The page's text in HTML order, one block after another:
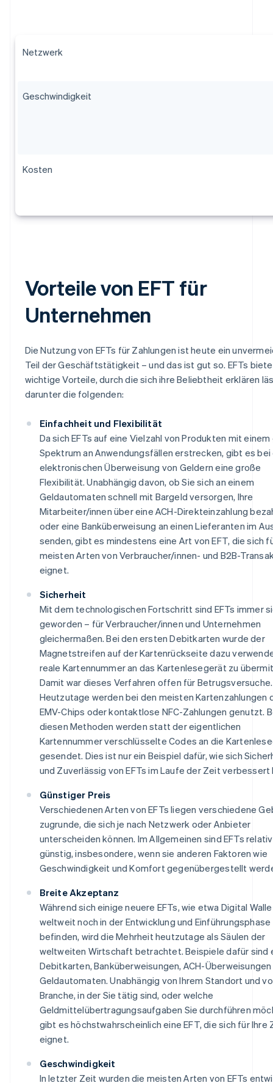
Netzwerk
Geschwindigkeit
Kosten
Vorteile von EFT für
Unternehmen
Die Nutzung von EFTs für Zahlungen ist heute ein
Teil der Geschäftstätigkeit – und das ist gut so. EFTs
wichtige Vorteile, durch die sich ihre Beliebtheit erklären
darunter die folgenden:
Einfachheit und Flexibilität
Da sich EFTs auf eine Vielzahl von Produkten mit
Spektrum an Anwendungsfällen erstrecken, gibt es bei
elektronischen Überweisung von Geldern eine große
Flexibilität. Unabhängig davon, ob Sie sich an einem
Geldautomaten schnell mit Bargeld versorgen, Ihre
Mitarbeiter/innen über eine ACH-Direkteinzahlung
oder eine Banküberweisung an einen Lieferanten im
senden, gibt es mindestens eine Art von EFT, die sich
meisten Arten von Verbraucher/innen- und B2B-
eignet.
Sicherheit
Mit dem technologischen Fortschritt sind EFTs immer
geworden – für Verbraucher/innen und Unternehmen
gleichermaßen. Bei den ersten Debitkarten wurde der
Magnetstreifen auf der Kartenrückseite dazu
reale Kartennummer an das Kartenlesegerät zu
Damit war dieses Verfahren offen für Betrugsversuche.
Heutzutage werden bei den meisten Kartenzahlungen
EMV-Chips oder kontaktlose NFC-Zahlungen genutzt.
diesen Methoden werden statt der eigentlichen
Kartennummer verschlüsselte Codes an die
gesendet. Dies ist nur ein Beispiel dafür, wie sich
und Zuverlässig von EFTs im Laufe der Zeit verbessert
Günstiger Preis
Verschiedenen Arten von EFTs liegen verschiedene
zugrunde, die sich je nach Netzwerk oder Anbieter
unterscheiden können. Im Allgemeinen sind EFTs relativ
günstig, insbesondere, wenn sie anderen Faktoren wie
Geschwindigkeit und Komfort gegenübergestellt
Breite Akzeptanz
Während sich einige neuere EFTs, wie etwa Digital
weltweit noch in der Entwicklung und Einführungsphase
befinden, wird die Mehrheit heutzutage als Säulen der
weltweiten Wirtschaft betrachtet. Beispiele dafür sind
Debitkarten, Banküberweisungen, ACH-Überweisungen
Geldautomaten. Unabhängig von Ihrem Standort und
Branche, in der Sie tätig sind, oder welche
Geldmittelübertragungsaufgaben Sie durchführen
gibt es höchstwahrscheinlich eine EFT, die sich für Ihre
eignet.
Geschwindigkeit
In letzter Zeit wurden die meisten Arten von EFTs